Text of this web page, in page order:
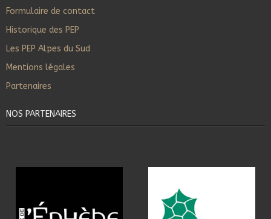
Formulaire de contact
Historique des PEP
Les PEP Alpes du Sud
Mentions légales
Partenaires
NOS PARTENAIRES